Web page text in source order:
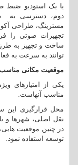
یا یک استودیو ضبط
دوم، دسترسی به
مسترینگ، طراحی
تجهیزات صوتی را
ساخت و تجهیز به
توانند به سرعت به
موقعیت مکانی مناسب
یکی از امتیازهای
مناسب آنهاست.
محل قرارگیری این
نقل اصلی، شهرها و
در چنین موقعیت
توسعه استفاده نمود.